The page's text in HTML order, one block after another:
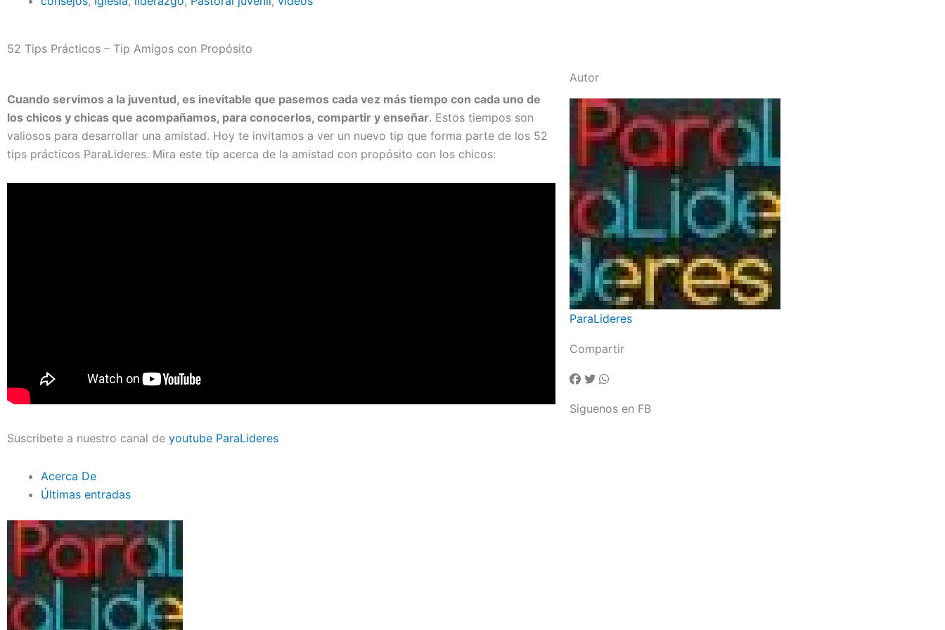
52 Tips Prácticos – Tip Amigos con Propósito
Cuando servimos a la juventud, es inevitable que pasemos cada vez más tiempo con cada uno de
los chicos y chicas que acompañamos, para conocerlos, compartir y enseñar. Estos tiempos son
valiosos para desarrollar una amistad. Hoy te invitamos a ver un nuevo tip que forma parte de los 52
tips prácticos ParaLideres. Mira este tip acerca de la amistad con propósito con los chicos:
Suscribete a nuestro canal de youtube ParaLideres
Acerca De
Últimas entradas
Autor
ParaLideres
Compartir
Siguenos en FB